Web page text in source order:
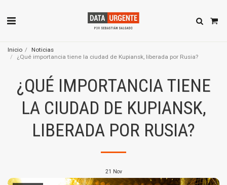
Inicio
Noticias
¿Qué importancia tiene la ciudad de Kupiansk, liberada por Rusia?
¿QUÉ IMPORTANCIA TIENE
LA CIUDAD DE KUPIANSK,
LIBERADA POR RUSIA?
21 Nov